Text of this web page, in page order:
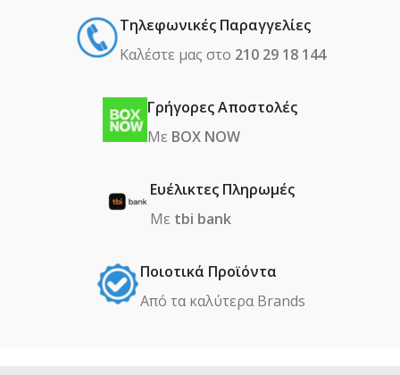
Τηλεφωνικές Παραγγελίες
Καλέστε μας στο 210 29 18 144
Γρήγορες Αποστολές
Με BOX NOW
Ευέλικτες Πληρωμές
Με tbi bank
Ποιοτικά Προϊόντα
Από τα καλύτερα Βrands